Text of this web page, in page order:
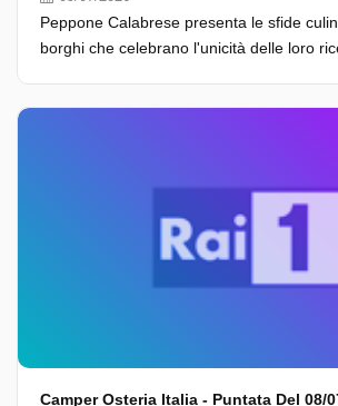
Peppone Calabrese presenta le sfide
borghi che celebrano l'unicità delle loro
Camper Osteria Italia - Puntata Del 08/